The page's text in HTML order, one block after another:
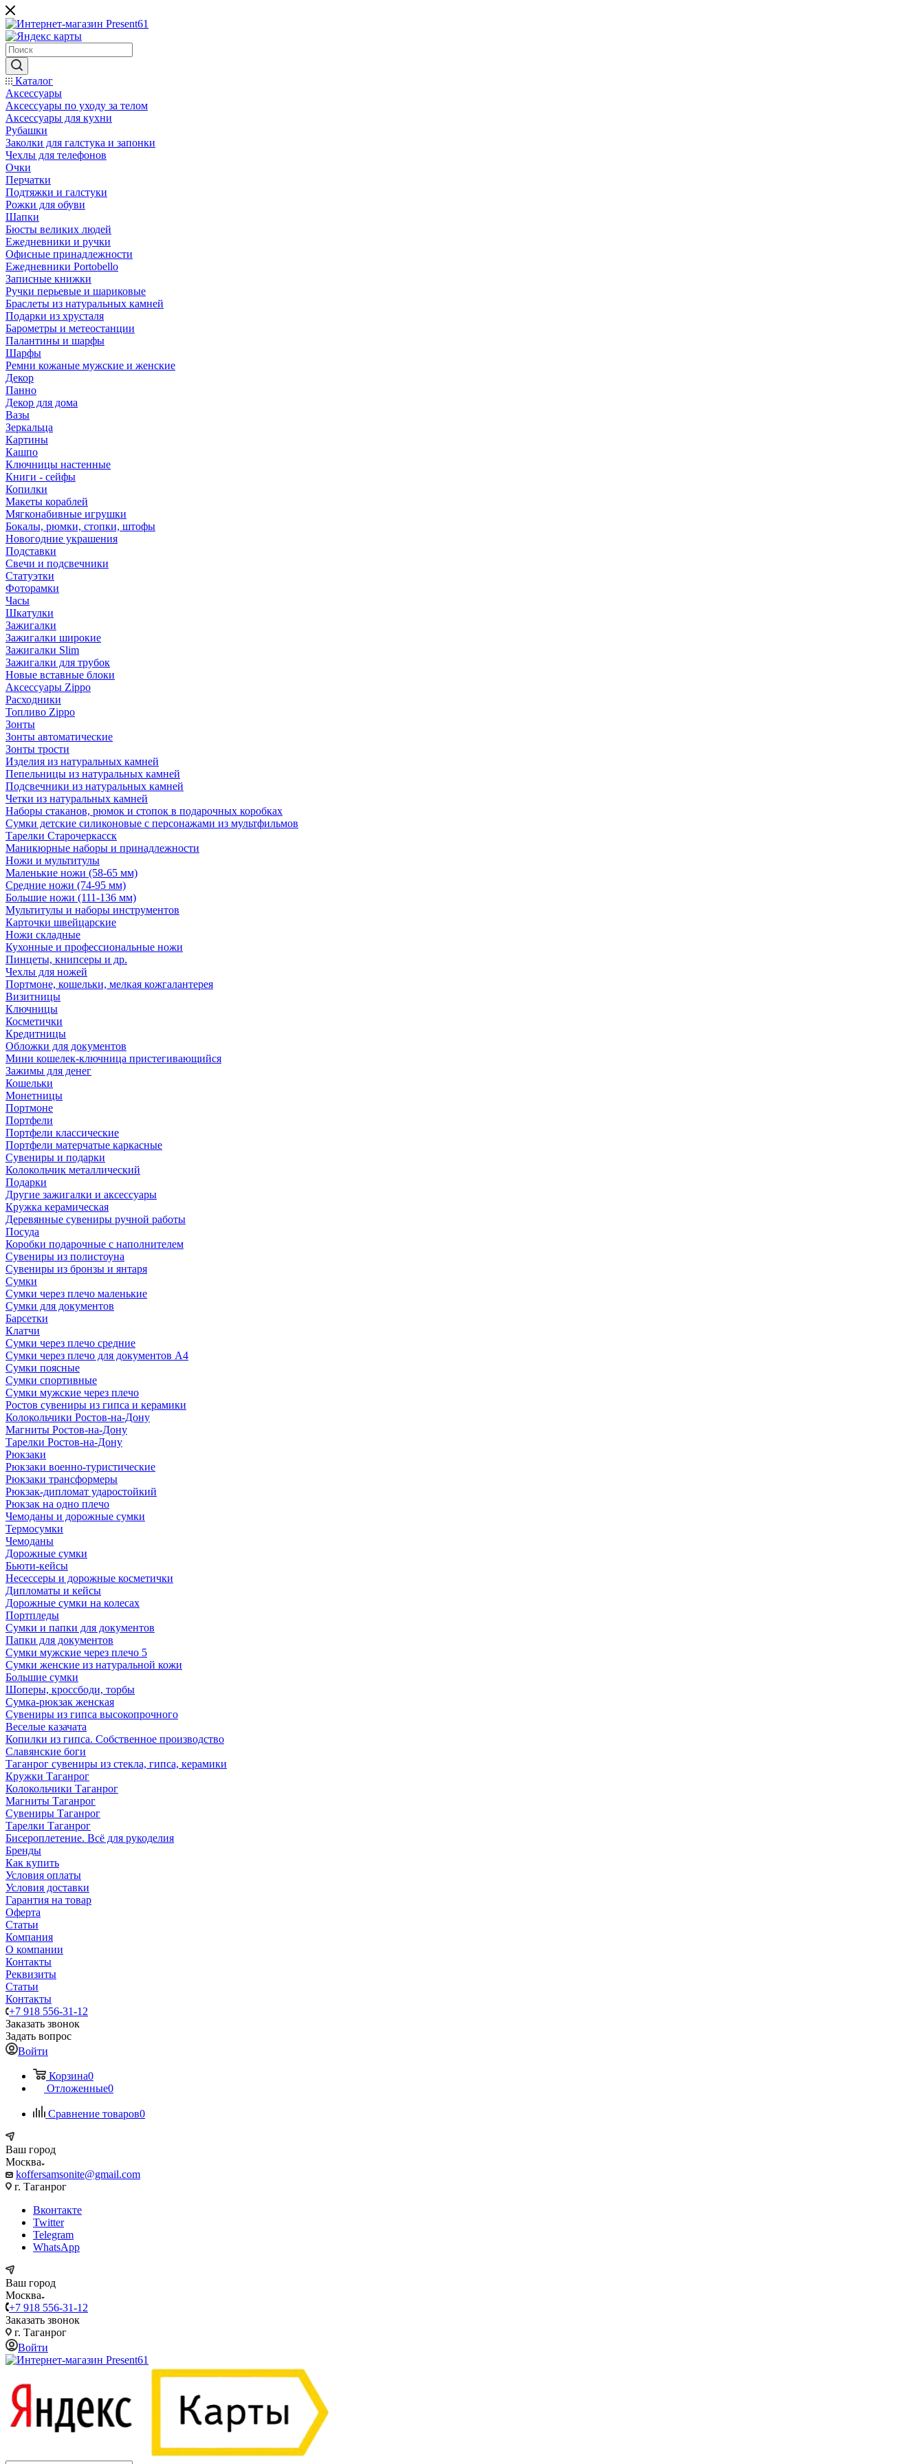
Каталог
Аксессуары
Аксессуары по уходу за телом
Аксессуары для кухни
Рубашки
Заколки для галстука и запонки
Чехлы для телефонов
Очки
Перчатки
Подтяжки и галстуки
Рожки для обуви
Шапки
Бюсты великих людей
Ежедневники и ручки
Офисные принадлежности
Ежедневники Portobello
Записные книжки
Ручки перьевые и шариковые
Браслеты из натуральных камней
Подарки из хрусталя
Барометры и метеостанции
Палантины и шарфы
Шарфы
Ремни кожаные мужские и женские
Декор
Панно
Декор для дома
Вазы
Зеркальца
Картины
Кашпо
Ключницы настенные
Книги - сейфы
Копилки
Макеты кораблей
Мягконабивные игрушки
Бокалы, рюмки, стопки, штофы
Новогодние украшения
Подставки
Свечи и подсвечники
Статуэтки
Фоторамки
Часы
Шкатулки
Зажигалки
Зажигалки широкие
Зажигалки Slim
Зажигалки для трубок
Новые вставные блоки
Аксессуары Zippo
Расходники
Топливо Zippo
Зонты
Зонты автоматические
Зонты трости
Изделия из натуральных камней
Пепельницы из натуральных камней
Подсвечники из натуральных камней
Четки из натуральных камней
Наборы стаканов, рюмок и стопок в подарочных коробках
Сумки детские силиконовые с персонажами из мультфильмов
Тарелки Старочеркасск
Маникюрные наборы и принадлежности
Ножи и мультитулы
Маленькие ножи (58-65 мм)
Средние ножи (74-95 мм)
Большие ножи (111-136 мм)
Мультитулы и наборы инструментов
Карточки швейцарские
Ножи складные
Кухонные и профессиональные ножи
Пинцеты, книпсеры и др.
Чехлы для ножей
Портмоне, кошельки, мелкая кожгалантерея
Визитницы
Ключницы
Косметички
Кредитницы
Обложки для документов
Мини кошелек-ключница пристегивающийся
Зажимы для денег
Кошельки
Монетницы
Портмоне
Портфели
Портфели классические
Портфели матерчатые каркасные
Сувениры и подарки
Колокольчик металлический
Подарки
Другие зажигалки и аксессуары
Кружка керамическая
Деревянные сувениры ручной работы
Посуда
Коробки подарочные с наполнителем
Сувениры из полистоуна
Сувениры из бронзы и янтаря
Сумки
Сумки через плечо маленькие
Сумки для документов
Барсетки
Клатчи
Сумки через плечо средние
Сумки через плечо для документов А4
Сумки поясные
Сумки спортивные
Сумки мужские через плечо
Ростов сувениры из гипса и керамики
Колокольчики Ростов-на-Дону
Магниты Ростов-на-Дону
Тарелки Ростов-на-Дону
Рюкзаки
Рюкзаки военно-туристические
Рюкзаки трансформеры
Рюкзак-дипломат ударостойкий
Рюкзак на одно плечо
Чемоданы и дорожные сумки
Термосумки
Чемоданы
Дорожные сумки
Бьюти-кейсы
Несессеры и дорожные косметички
Дипломаты и кейсы
Дорожные сумки на колесах
Портпледы
Сумки и папки для документов
Папки для документов
Сумки мужские через плечо 5
Сумки женские из натуральной кожи
Большие сумки
Шоперы, кроссбоди, торбы
Сумка-рюкзак женская
Сувениры из гипса высокопрочного
Веселые казачата
Копилки из гипса. Собственное производство
Славянские боги
Таганрог сувениры из стекла, гипса, керамики
Кружки Таганрог
Колокольчики Таганрог
Магниты Таганрог
Сувениры Таганрог
Тарелки Таганрог
Бисероплетение. Всё для рукоделия
Бренды
Как купить
Условия оплаты
Условия доставки
Гарантия на товар
Оферта
Статьи
Компания
О компании
Контакты
Реквизиты
Статьи
Контакты
+7 918 556-31-12
Заказать звонок
Задать вопрос
Войти
Корзина0
Отложенные0
Сравнение товаров0
Ваш город
Москва
koffersamsonite@gmail.com
г. Таганрог
Вконтакте
Twitter
Telegram
WhatsApp
Ваш город
Москва
+7 918 556-31-12
Заказать звонок
г. Таганрог
Войти